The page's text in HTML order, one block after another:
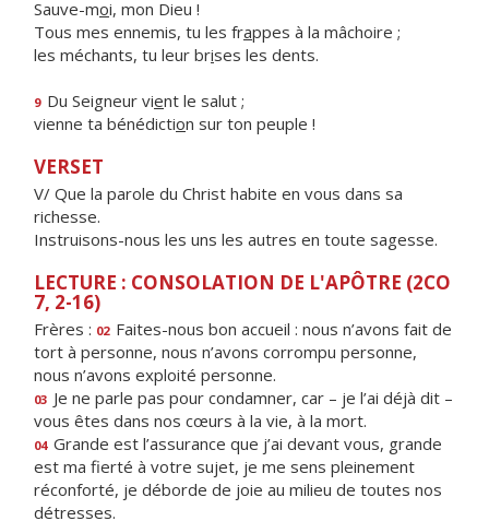
Sauve-moi, mon Dieu !
Tous mes ennemis, tu les frappes à la mâchoire ;
les méchants, tu leur brises les dents.
9 Du Seigneur vient le salut ;
vienne ta bénédiction sur ton peuple !
VERSET
V/ Que la parole du Christ habite en vous dans sa
richesse.
Instruisons-nous les uns les autres en toute sagesse.
LECTURE : CONSOLATION DE L'APÔTRE (2CO
7, 2-16)
Frères : 02 Faites-nous bon accueil : nous n’avons fait de
tort à personne, nous n’avons corrompu personne,
nous n’avons exploité personne.
03 Je ne parle pas pour condamner, car – je l’ai déjà dit –
vous êtes dans nos cœurs à la vie, à la mort.
04 Grande est l’assurance que j’ai devant vous, grande
est ma fierté à votre sujet, je me sens pleinement
réconforté, je déborde de joie au milieu de toutes nos
détresses.